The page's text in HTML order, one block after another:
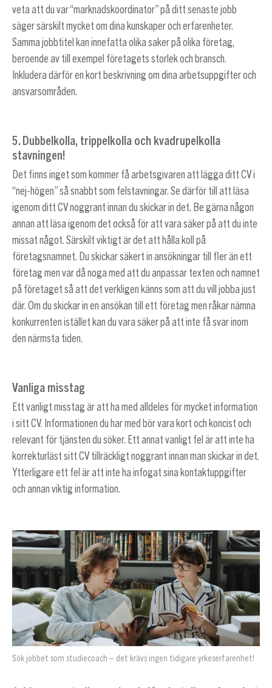
veta att du var “marknadskoordinator” på ditt senaste jobb
säger särskilt mycket om dina kunskaper och erfarenheter.
Samma jobbtitel kan innefatta olika saker på olika företag,
beroende av till exempel företagets storlek och bransch.
Inkludera därför en kort beskrivning om dina arbetsuppgifter och
ansvarsområden.
5. Dubbelkolla, trippelkolla och kvadrupelkolla
stavningen!
Det finns inget som kommer få arbetsgivaren att lägga ditt CV i
“nej-högen” så snabbt som felstavningar. Se därför till att läsa
igenom ditt CV noggrant innan du skickar in det. Be gärna någon
annan att läsa igenom det också för att vara säker på att du inte
missat något. Särskilt viktigt är det att hålla koll på
företagsnamnet. Du skickar säkert in ansökningar till fler än ett
företag men var då noga med att du anpassar texten och namnet
på företaget så att det verkligen känns som att du vill jobba just
där. Om du skickar in en ansökan till ett företag men råkar nämna
konkurrenten istället kan du vara säker på att inte få svar inom
den närmsta tiden.
Vanliga misstag
Ett vanligt misstag är att ha med alldeles för mycket information
i sitt CV. Informationen du har med bör vara kort och koncist och
relevant för tjänsten du söker. Ett annat vanligt fel är att inte ha
korrekturläst sitt CV tillräckligt noggrant innan man skickar in det.
Ytterligare ett fel är att inte ha infogat sina kontaktuppgifter
och annan viktig information.
Sök jobbet som studiecoach – det krävs ingen tidigare yrkeserfarenhet!